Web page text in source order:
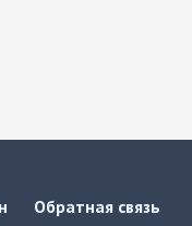
Обратная связь